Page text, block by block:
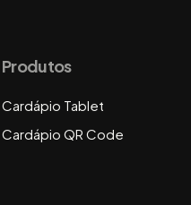
Produtos
Cardápio Tablet
Cardápio QR Code